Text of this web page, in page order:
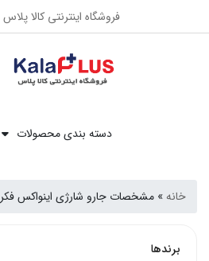
فروشگاه اینترنتی کالا پلاس
دسته بندی محصولات
خانه» مشخصات جارو شارژی اینواکس فکر
برندها